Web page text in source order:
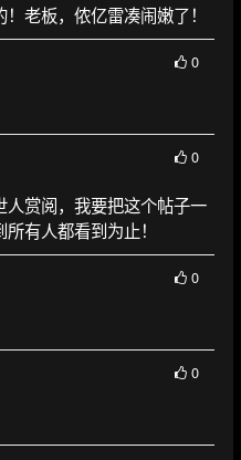
老板，侬亿雷凑闹嫩了！
0
0
赏阅，我要把这个帖子一
有人都看到为止！
0
0